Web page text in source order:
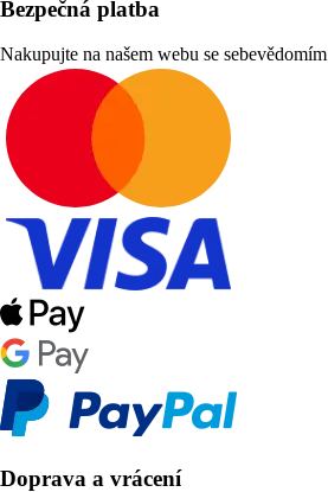
Bezpečná platba
Nakupujte na našem webu se sebevědomím
Doprava a vrácení